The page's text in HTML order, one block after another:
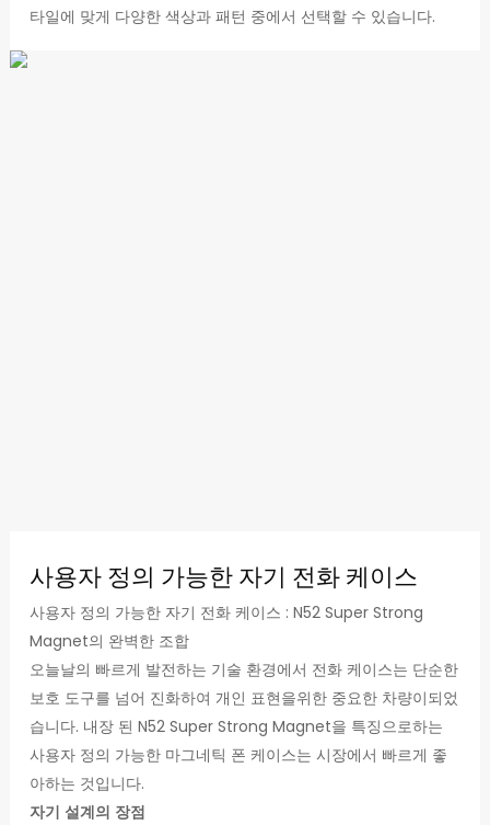
타일에 맞게 다양한 색상과 패턴 중에서 선택할 수 있습니다.
사용자 정의 가능한 자기 전화 케이스
사용자 정의 가능한 자기 전화 케이스 : N52 Super Strong
Magnet의 완벽한 조합
오늘날의 빠르게 발전하는 기술 환경에서 전화 케이스는 단순한
보호 도구를 넘어 진화하여 개인 표현을위한 중요한 차량이되었
습니다. 내장 된 N52 Super Strong Magnet을 특징으로하는
사용자 정의 가능한 마그네틱 폰 케이스는 시장에서 빠르게 좋
아하는 것입니다.
자기 설계의 장점